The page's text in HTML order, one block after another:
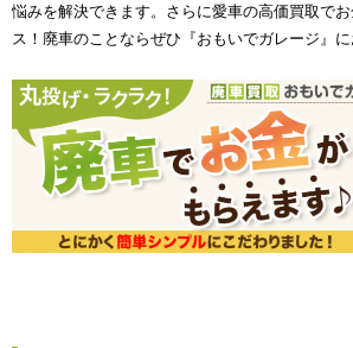
悩みを解決できます。さらに愛車の高価買取で
ス！廃車のことならぜひ『おもいでガレージ』に